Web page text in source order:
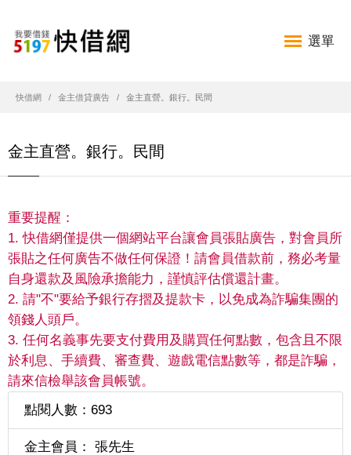
選單
快借網 金主借貸廣告 金主直營。銀行。民間
金主直營。銀行。民間
重要提醒：
1. 快借網僅提供一個網站平台讓會員張貼廣告，對會員所
張貼之任何廣告不做任何保證！請會員借款前，務必考量
自身還款及風險承擔能力，謹慎評估償還計畫。
2. 請"不"要給予銀行存摺及提款卡，以免成為詐騙集團的
領錢人頭戶。
3. 任何名義事先要支付費用及購買任何點數，包含且不限
於利息、手續費、審查費、遊戲電信點數等，都是詐騙，
請來信檢舉該會員帳號。
點閱人數：693
金主會員： 張先生